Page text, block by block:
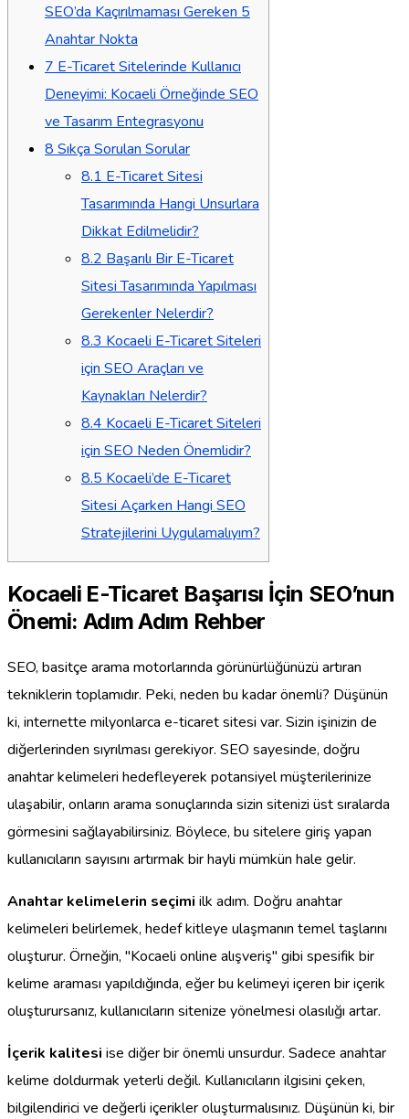
SEO’da Kaçırılmaması Gereken 5
Anahtar Nokta
7 E-Ticaret Sitelerinde Kullanıcı
Deneyimi: Kocaeli Örneğinde SEO
ve Tasarım Entegrasyonu
8 Sıkça Sorulan Sorular
8.1 E-Ticaret Sitesi
Tasarımında Hangi Unsurlara
Dikkat Edilmelidir?
8.2 Başarılı Bir E-Ticaret
Sitesi Tasarımında Yapılması
Gerekenler Nelerdir?
8.3 Kocaeli E-Ticaret Siteleri
için SEO Araçları ve
Kaynakları Nelerdir?
8.4 Kocaeli E-Ticaret Siteleri
için SEO Neden Önemlidir?
8.5 Kocaeli’de E-Ticaret
Sitesi Açarken Hangi SEO
Stratejilerini Uygulamalıyım?
Kocaeli E-Ticaret Başarısı İçin SEO’nun
Önemi: Adım Adım Rehber
SEO, basitçe arama motorlarında görünürlüğünüzü artıran
tekniklerin toplamıdır. Peki, neden bu kadar önemli? Düşünün
ki, internette milyonlarca e-ticaret sitesi var. Sizin işinizin de
diğerlerinden sıyrılması gerekiyor. SEO sayesinde, doğru
anahtar kelimeleri hedefleyerek potansiyel müşterilerinize
ulaşabilir, onların arama sonuçlarında sizin sitenizi üst sıralarda
görmesini sağlayabilirsiniz. Böylece, bu sitelere giriş yapan
kullanıcıların sayısını artırmak bir hayli mümkün hale gelir.
Anahtar kelimelerin seçimi ilk adım. Doğru anahtar
kelimeleri belirlemek, hedef kitleye ulaşmanın temel taşlarını
oluşturur. Örneğin, "Kocaeli online alışveriş" gibi spesifik bir
kelime araması yapıldığında, eğer bu kelimeyi içeren bir içerik
oluşturursanız, kullanıcıların sitenize yönelmesi olasılığı artar.
İçerik kalitesi ise diğer bir önemli unsurdur. Sadece anahtar
kelime doldurmak yeterli değil. Kullanıcıların ilgisini çeken,
bilgilendirici ve değerli içerikler oluşturmalısınız. Düşünün ki, bir